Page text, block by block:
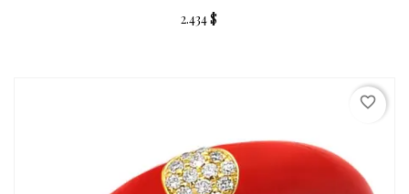
2.434 $
favorite_border